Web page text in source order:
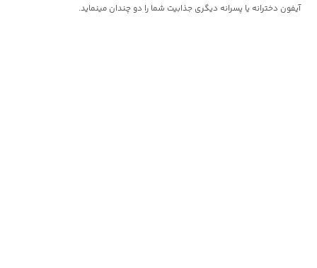
آیفون دخترانه یا پسرانه دیگری جذابیت شما را دو چندان مینماید.